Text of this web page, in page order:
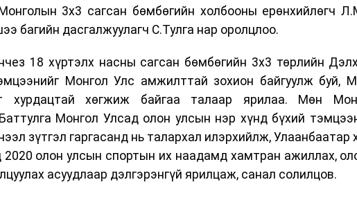
3х3 сагсан бөмбөгийн холбооны ерөнхийлөгч
багийн дасгалжуулагч С.Тулга нар оролцлоо.
18 хүртэлх насны сагсан бөмбөгийн 3х3 төрлийн
Монгол Улс амжилттай зохион байгуулж буй,
хурдацтай хөгжиж байгаа талаар ярилаа. Мөн
Монгол Улсад олон улсын нэр хүнд бүхий
зүтгэл гаргасанд нь талархал илэрхийлж, Улаанбаатар
2020 олон улсын спортын их наадамд хамтран ажиллах,
асуудлаар дэлгэрэнгүй ярилцаж, санал солилцов.